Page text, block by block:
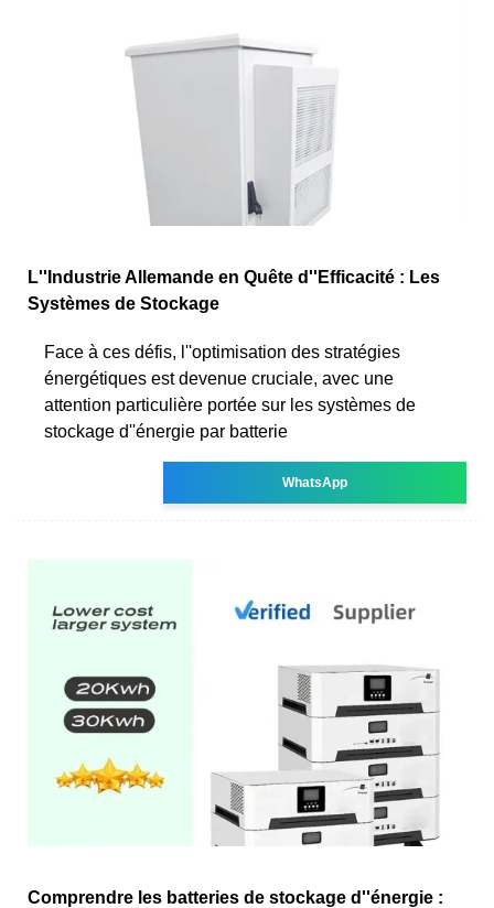
L''Industrie Allemande en Quête d''Efficacité : Les
Systèmes de Stockage
Face à ces défis, l''optimisation des stratégies
énergétiques est devenue cruciale, avec une
attention particulière portée sur les systèmes de
stockage d''énergie par batterie
WhatsApp
Comprendre les batteries de stockage d''énergie :